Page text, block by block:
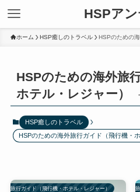
HSPア
ホーム HSP癒しのトラベル HSPのための
HSPのための海外旅
ホテル・レジャー）
HSP癒しのトラベル
HSPのための海外旅行ガイド（飛行機・
外旅行ガイド（飛行機・ホテル・レジャー）HSPのための海外